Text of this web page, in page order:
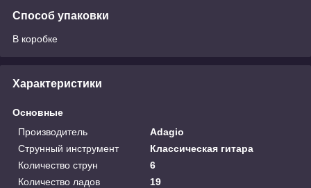
Способ упаковки
В коробке
Характеристики
Основные
Производитель
Adagio
Струнный инструмент
Классическая гитара
Количество струн
6
Количество ладов
19